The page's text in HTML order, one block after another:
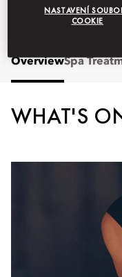
Fitness Centre:
OverviewSpa
WHAT'S
NASTAVENÍ
COOKIE